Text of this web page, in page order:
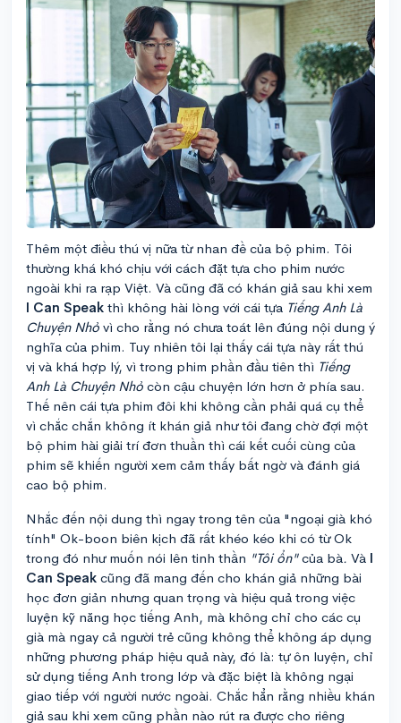
Thêm một điều thú vị nữa từ nhan đề của bộ phim. Tôi
thường khá khó chịu với cách đặt tựa cho phim nước
ngoài khi ra rạp Việt. Và cũng đã có khán giả sau khi xem
I Can Speak thì không hài lòng với cái tựa Tiếng Anh Là
Chuyện Nhỏ vì cho rằng nó chưa toát lên đúng nội dung ý
nghĩa của phim. Tuy nhiên tôi lại thấy cái tựa này rất thú
vị và khá hợp lý, vì trong phim phần đầu tiên thì Tiếng
Anh Là Chuyện Nhỏ còn cậu chuyện lớn hơn ở phía sau.
Thế nên cái tựa phim đôi khi không cần phải quá cụ thể
vì chắc chắn không ít khán giả như tôi đang chờ đợi một
bộ phim hài giải trí đơn thuần thì cái kết cuối cùng của
phim sẽ khiến người xem cảm thấy bất ngờ và đánh giá
cao bộ phim.
Nhắc đến nội dung thì ngay trong tên của "ngoại già khó
tính" Ok-boon biên kịch đã rất khéo kéo khi có từ Ok
trong đó như muốn nói lên tinh thần "Tôi ổn"của bà. Và I
Can Speak cũng đã mang đến cho khán giả những bài
học đơn giản nhưng quan trọng và hiệu quả trong việc
luyện kỹ năng học tiếng Anh, mà không chỉ cho các cụ
già mà ngay cả người trẻ cũng không thể không áp dụng
những phương pháp hiệu quả này, đó là: tự ôn luyện, chỉ
sử dụng tiếng Anh trong lớp và đặc biệt là không ngại
giao tiếp với người nước ngoài. Chắc hẳn rằng nhiều khán
giả sau khi xem cũng phần nào rút ra được cho riêng